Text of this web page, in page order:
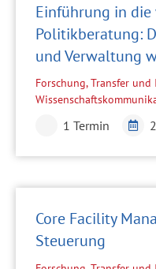
Einführung in
Politikberatung:
und Verwaltung
Forschung, Transfer
1 Termin
Core Facility
Steuerung